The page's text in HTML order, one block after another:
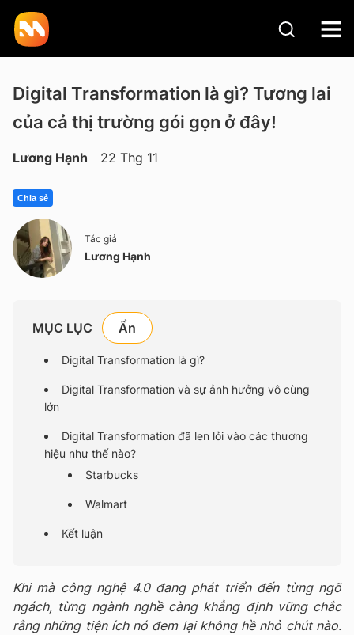
Digital Transformation là gì? Tương lai
của cả thị trường gói gọn ở đây!
Lương Hạnh 22 Thg 11
Chia sẻ
Tác giả
Lương Hạnh
MỤC LỤC
Digital Transformation là gì?
Digital Transformation và sự ảnh hưởng vô cùng
lớn
Digital Transformation đã len lỏi vào các thương
hiệu như thế nào?
Starbucks
Walmart
Kết luận
Khi mà công nghệ 4.0 đang phát triển đến từng ngõ
ngách, từng ngành nghề càng khẳng định vững chắc
rằng những tiện ích nó đem lại không hề nhỏ chút nào.